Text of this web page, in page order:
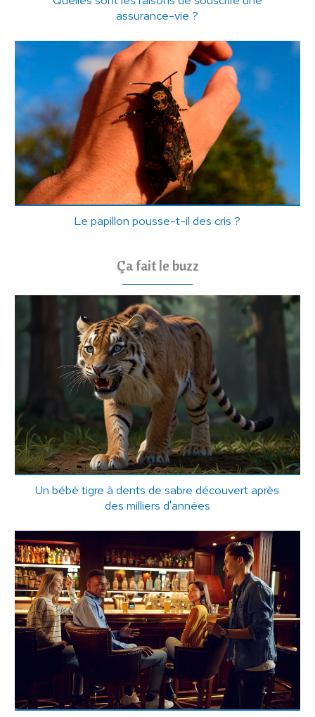
assurance-vie ?
Le papillon pousse-t-il des cris ?
Ça fait le buzz
Un bébé tigre à dents de sabre découvert après
des milliers d'années